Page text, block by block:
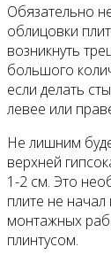
Обязательно
облицовки
возникнуть
большого
если делать
левее или
Не лишним
верхней
1-2 см. Это
плите не
монтажных
плинтусом.